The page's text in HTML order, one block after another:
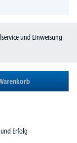
und Einweisung
Erfolg